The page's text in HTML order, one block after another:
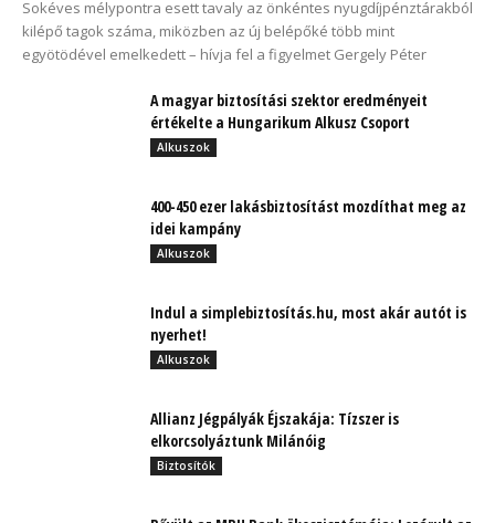
Sokéves mélypontra esett tavaly az önkéntes nyugdíjpénztárakból
kilépő tagok száma, miközben az új belépőké több mint
egyötödével emelkedett – hívja fel a figyelmet Gergely Péter
A magyar biztosítási szektor eredményeit
értékelte a Hungarikum Alkusz Csoport
Alkuszok
400-450 ezer lakásbiztosítást mozdíthat meg az
idei kampány
Alkuszok
Indul a simplebiztosítás.hu, most akár autót is
nyerhet!
Alkuszok
Allianz Jégpályák Éjszakája: Tízszer is
elkorcsolyáztunk Milánóig
Biztosítók